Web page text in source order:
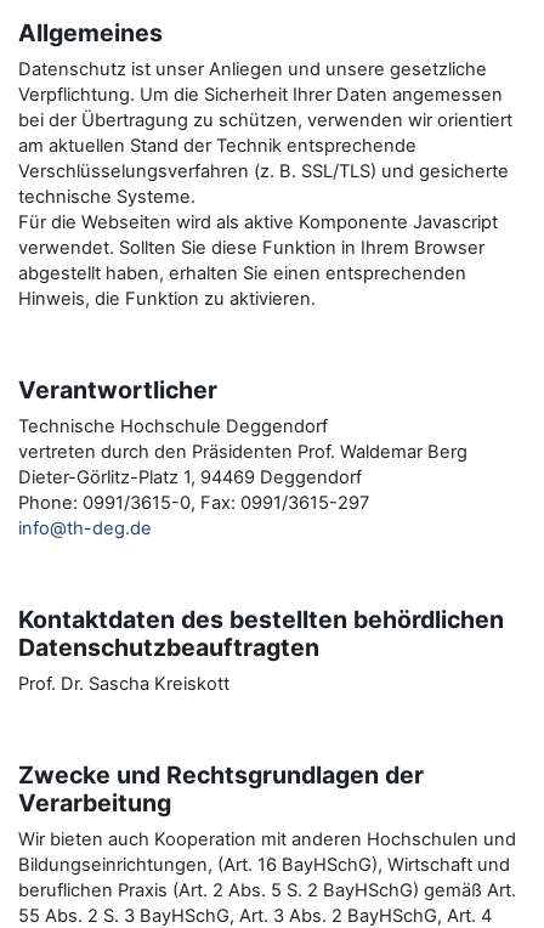
Allgemeines
Datenschutz ist unser Anliegen und unsere gesetzliche
Verpflichtung. Um die Sicherheit Ihrer Daten angemessen
bei der Übertragung zu schützen, verwenden wir orientiert
am aktuellen Stand der Technik entsprechende
Verschlüsselungsverfahren (z. B. SSL/TLS) und gesicherte
technische Systeme.
Für die Webseiten wird als aktive Komponente Javascript
verwendet. Sollten Sie diese Funktion in Ihrem Browser
abgestellt haben, erhalten Sie einen entsprechenden
Hinweis, die Funktion zu aktivieren.
Verantwortlicher
Technische Hochschule Deggendorf
vertreten durch den Präsidenten Prof. Waldemar Berg
Dieter-Görlitz-Platz 1, 94469 Deggendorf
Phone: 0991/3615-0, Fax: 0991/3615-297
info@th-deg.de
Kontaktdaten des bestellten behördlichen
Datenschutzbeauftragten
Prof. Dr. Sascha Kreiskott
Zwecke und Rechtsgrundlagen der
Verarbeitung
Wir bieten auch Kooperation mit anderen Hochschulen und
Bildungseinrichtungen, (Art. 16 BayHSchG), Wirtschaft und
beruflichen Praxis (Art. 2 Abs. 5 S. 2 BayHSchG) gemäß Art.
55 Abs. 2 S. 3 BayHSchG, Art. 3 Abs. 2 BayHSchG, Art. 4